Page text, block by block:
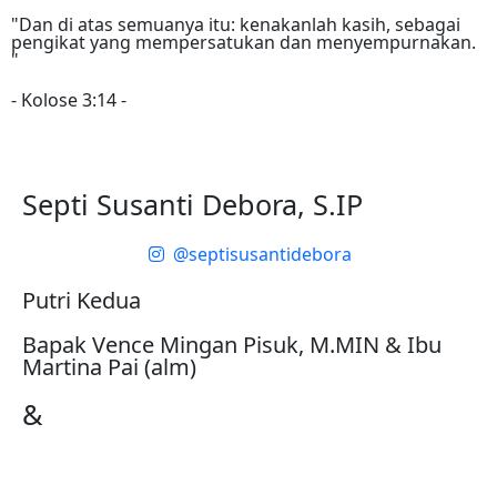
"Dan di atas semuanya itu: kenakanlah kasih, sebagai
pengikat yang mempersatukan dan menyempurnakan.
"
- Kolose 3:14 -
Septi Susanti Debora, S.IP
@septisusantidebora
Putri Kedua
Bapak Vence Mingan Pisuk, M.MIN & Ibu
Martina Pai (alm)
&